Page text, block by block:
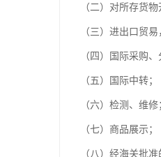
（二）对所存货
（三）进出口贸
（四）国际采购
（五）国际中转；
（六）检测、维修
（七）商品展示；
（八）经海关批